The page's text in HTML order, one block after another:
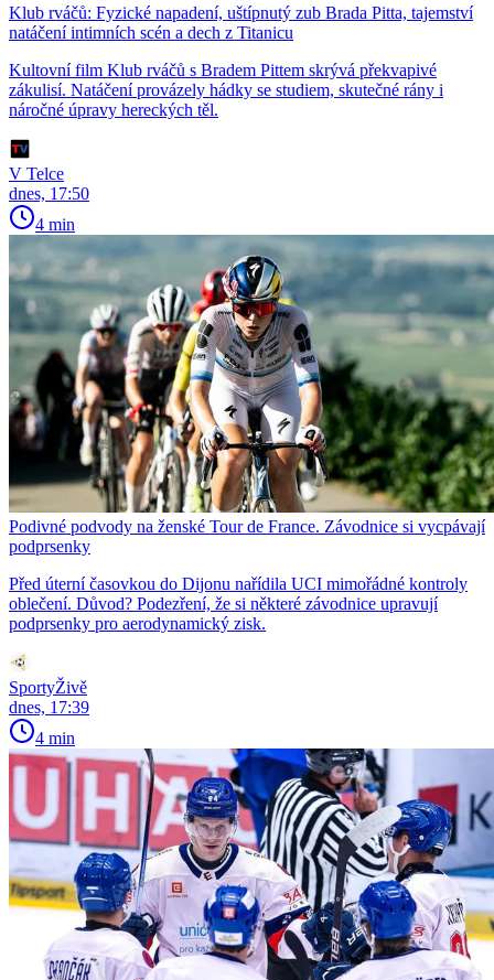
Klub rváčů: Fyzické napadení, uštípnutý zub Brada Pitta, tajemství
natáčení intimních scén a dech z Titanicu
Kultovní film Klub rváčů s Bradem Pittem skrývá překvapivé
zákulisí. Natáčení provázely hádky se studiem, skutečné rány i
náročné úpravy hereckých těl.
V Telce
dnes, 17:50
4 min
Podivné podvody na ženské Tour de France. Závodnice si vycpávají
podprsenky
Před úterní časovkou do Dijonu nařídila UCI mimořádné kontroly
oblečení. Důvod? Podezření, že si některé závodnice upravují
podprsenky pro aerodynamický zisk.
SportyŽivě
dnes, 17:39
4 min